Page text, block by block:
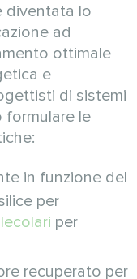
diventata lo
ad
ottimale
e
di sistemi
formulare le
in funzione del
per
per
recuperato per